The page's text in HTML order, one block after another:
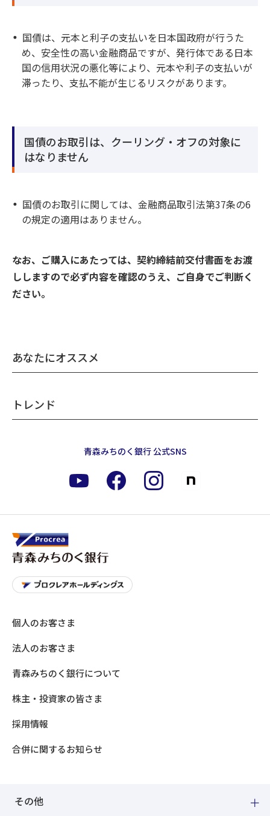
国債は、元本と利子の支払いを日本国政府が行うた
め、安全性の高い金融商品ですが、発行体である日本
国の信用状況の悪化等により、元本や利子の支払いが
滞ったり、支払不能が生じるリスクがあります。
国債のお取引は、クーリング・オフの対象に
はなりません
国債のお取引に関しては、金融商品取引法第37条の6
の規定の適用はありません。
なお、ご購入にあたっては、契約締結前交付書面をお渡
ししますので必ず内容を確認のうえ、ご自身でご判断く
ださい。
あなたにオススメ
トレンド
青森みちのく銀行 公式SNS
個人のお客さま
法人のお客さま
青森みちのく銀行について
株主・投資家の皆さま
採用情報
合併に関するお知らせ
その他